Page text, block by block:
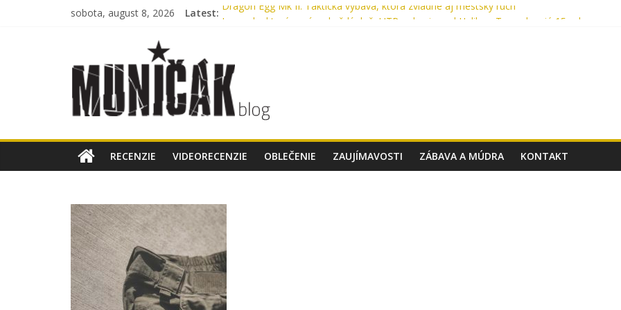
sobota, august 8, 2026 Latest: Dragon Egg Mk II: Taktická výbava, ktorá zvládne aj mestský ruch
Bennon Nero High: Taktické topánky, ktoré ťa podržia v akomkoľvek teréne
RECENZIE VIDEORECENZIE OBLEČENIE ZAUJÍMAVOSTI ZÁBAVA A MÚDRA KONTAKT